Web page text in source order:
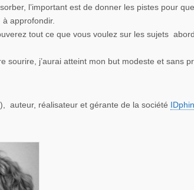
l’important est de donner les pistes pour
approfondir.
tout ce que vous voulez sur les sujets
sourire, j’aurai atteint mon but modeste et sans
auteur, réalisateur et gérante de la société